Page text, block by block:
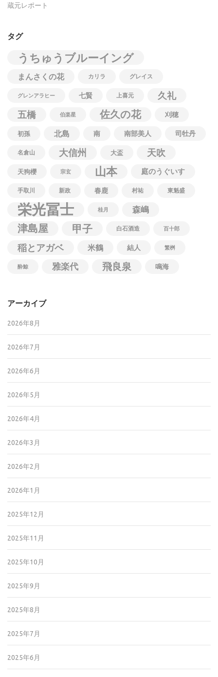
蔵元レポート
タグ
うちゅうブルーイング
まんさくの花 カリラ グレイス
グレンアラヒー 七賢 上喜元
久礼
五橋
伯楽星 佐久の花 刈穂
初孫 北島 南 南部美人 司牡丹
名倉山 大信州 大盃 天吹
天狗櫻 宗玄 山本 庭のうぐいす
手取川 新政 春鹿 村祐 東魁盛
栄光冨士 桂月 森嶋
津島屋 甲子 白石酒造 百十郎
稲とアガベ 米鶴 結人 繁桝
酔鯨 雅楽代 飛良泉 鳴海
アーカイブ
2026年8月
2026年7月
2026年6月
2026年5月
2026年4月
2026年3月
2026年2月
2026年1月
2025年12月
2025年11月
2025年10月
2025年9月
2025年8月
2025年7月
2025年6月